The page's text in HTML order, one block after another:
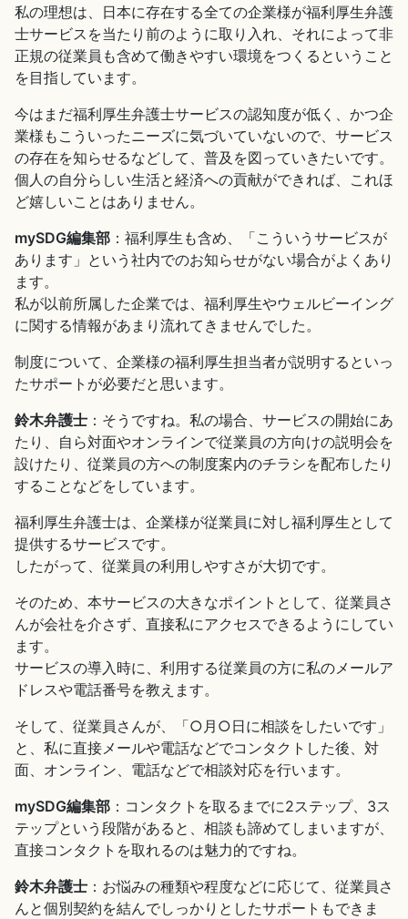
私の理想は、日本に存在する全ての企業様が福利厚生弁護
士サービスを当たり前のように取り入れ、それによって非
正規の従業員も含めて働きやすい環境をつくるということ
を目指しています。
今はまだ福利厚生弁護士サービスの認知度が低く、かつ企
業様もこういったニーズに気づいていないので、サービス
の存在を知らせるなどして、普及を図っていきたいです。
個人の自分らしい生活と経済への貢献ができれば、これほ
ど嬉しいことはありません。
mySDG編集部 ：福利厚生も含め、「こういうサービスが
あります」という社内でのお知らせがない場合がよくあり
ます。
私が以前所属した企業では、福利厚生やウェルビーイング
に関する情報があまり流れてきませんでした。
制度について、企業様の福利厚生担当者が説明するといっ
たサポートが必要だと思います。
鈴木弁護士 ：そうですね。私の場合、サービスの開始にあ
たり、自ら対面やオンラインで従業員の方向けの説明会を
設けたり、従業員の方への制度案内のチラシを配布したり
することなどをしています。
福利厚生弁護士は、企業様が従業員に対し福利厚生として
提供するサービスです。
したがって、従業員の利用しやすさが大切です。
そのため、本サービスの大きなポイントとして、従業員さ
んが会社を介さず、直接私にアクセスできるようにしてい
ます。
サービスの導入時に、利用する従業員の方に私のメールア
ドレスや電話番号を教えます。
そして、従業員さんが、「○月○日に相談をしたいです」
と、私に直接メールや電話などでコンタクトした後、対
面、オンライン、電話などで相談対応を行います。
mySDG編集部 ：コンタクトを取るまでに2ステップ、3ス
テップという段階があると、相談も諦めてしまいますが、
直接コンタクトを取れるのは魅力的ですね。
鈴木弁護士 ：お悩みの種類や程度などに応じて、従業員さ
んと個別契約を結んでしっかりとしたサポートもできま